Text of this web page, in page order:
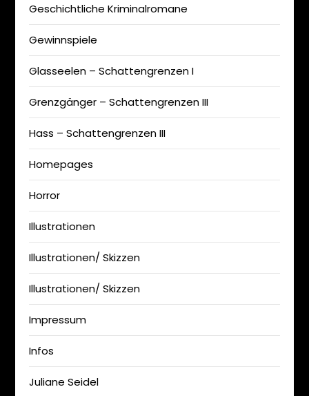
Geschichtliche Kriminalromane
Gewinnspiele
Glasseelen – Schattengrenzen I
Grenzgänger – Schattengrenzen III
Hass – Schattengrenzen III
Homepages
Horror
Illustrationen
Illustrationen/ Skizzen
Illustrationen/ Skizzen
Impressum
Infos
Juliane Seidel